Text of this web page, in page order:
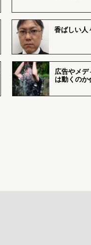
香ばしい
広告やメデ
は動くのか